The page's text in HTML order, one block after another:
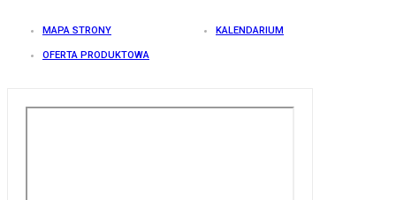
MAPA STRONY KALENDARIUM
OFERTA PRODUKTOWA